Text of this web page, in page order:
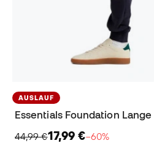
AUSLAUF
Essentials Foundation Lange
44,99 €17,99 €−60%